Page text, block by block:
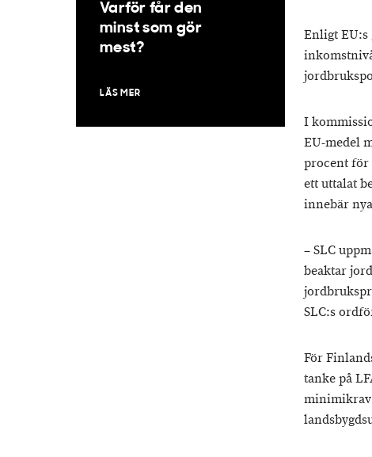
Enligt
I
EU-medel
procent för
ett uttalat
innebär
– SLC
beaktar
SLC:s
För
tanke på
minimikrav
Varför får den
minst som gör
mest?
LÄS MER